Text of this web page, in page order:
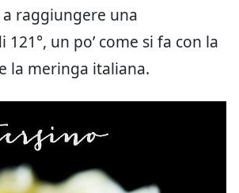
raggiungere una
un po’ come si fa con la
la meringa italiana.